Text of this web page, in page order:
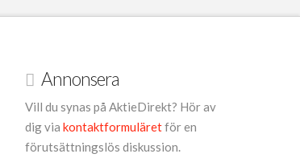
Annonsera
Vill du synas på AktieDirekt? Hör av
dig viakontaktformuläretför en
förutsättningslös diskussion.